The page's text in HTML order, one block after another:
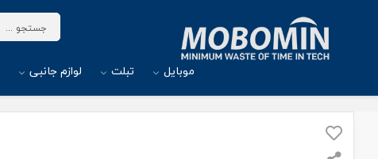
موبایل تبلت لوازم جانبی